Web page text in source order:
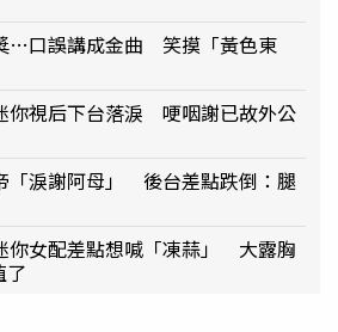
…口誤講成金曲 笑摸「黃色東
你視后下台落淚 哽咽謝已故外公
「淚謝阿母」 後台差點跌倒：腿
你女配差點想喊「凍蒜」 大露胸
了